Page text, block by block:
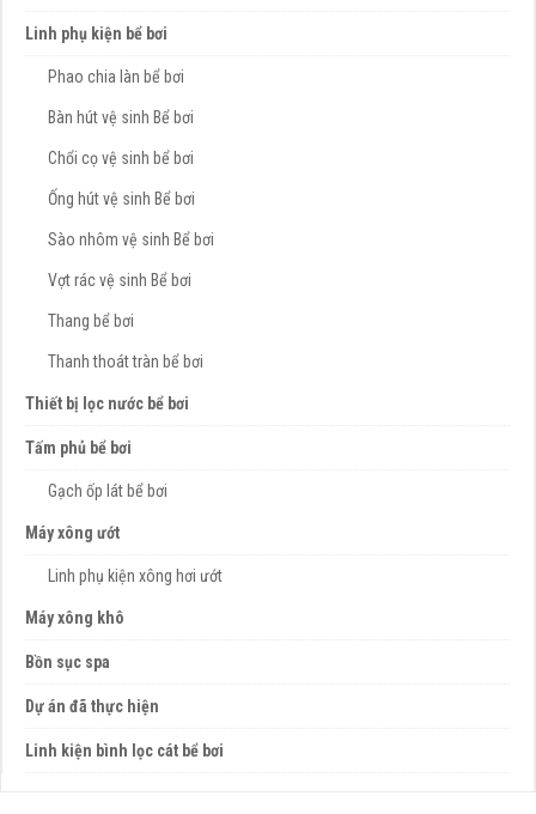
Linh phụ kiện bể bơi
Phao chia làn bể bơi
Bàn hút vệ sinh Bể bơi
Chổi cọ vệ sinh bể bơi
Ống hút vệ sinh Bể bơi
Sào nhôm vệ sinh Bể bơi
Vợt rác vệ sinh Bể bơi
Thang bể bơi
Thanh thoát tràn bể bơi
Thiết bị lọc nước bể bơi
Tấm phủ bể bơi
Gạch ốp lát bể bơi
Máy xông ướt
Linh phụ kiện xông hơi ướt
Máy xông khô
Bồn sục spa
Dự án đã thực hiện
Linh kiện bình lọc cát bể bơi